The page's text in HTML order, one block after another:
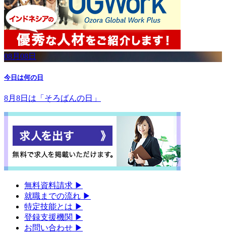
08月08日
今日は何の日
8月8日は「そろばんの日」
無料資料請求 ▶︎
就職までの流れ ▶︎
特定技能とは ▶︎
登録支援機関 ▶︎
お問い合わせ ▶︎